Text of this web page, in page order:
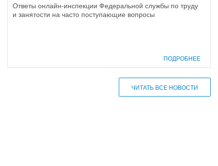
Ответы онлайн-инспекции Федеральной службы по труду
и занятости на часто поступающие вопросы
ПОДРОБНЕЕ
ЧИТАТЬ ВСЕ НОВОСТИ